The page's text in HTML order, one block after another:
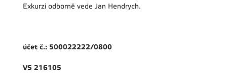
Exkurzi odborně vede Jan Hendrych.
účet č.: 500022222/0800
VS 216105